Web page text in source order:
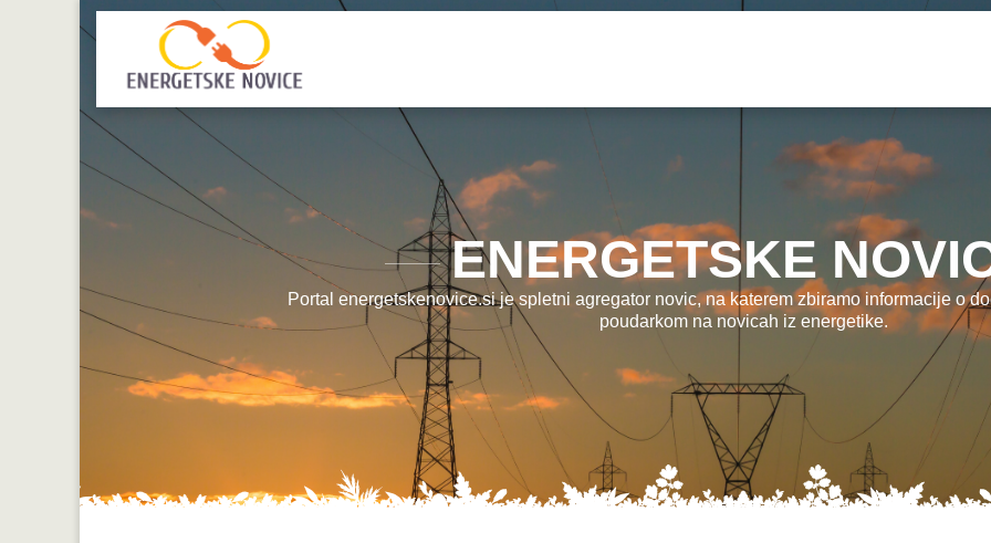
ENERGETSKE
Portal energetskenovice.si je spletni agregator novic, na katerem zbiramo informacije o
poudarkom na novicah iz energetike.